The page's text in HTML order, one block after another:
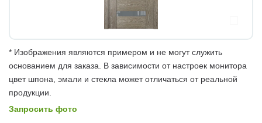
* Изображения являются примером и не могут служить
основанием для заказа. В зависимости от настроек монитора
цвет шпона, эмали и стекла может отличаться от реальной
продукции.
Запросить фото